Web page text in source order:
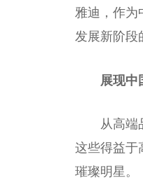
雅迪，作为
发展新阶段
展现中
从高端
这些得益于
璀璨明星。